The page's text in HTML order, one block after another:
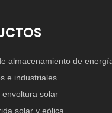
almacenamiento de
e industriales
envoltura solar
solar y eólica